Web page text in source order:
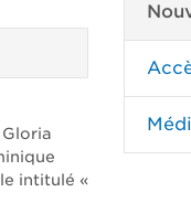
intitulé «